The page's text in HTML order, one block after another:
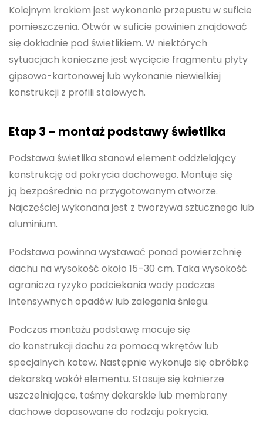
Kolejnym krokiem jest wykonanie przepustu w suficie
pomieszczenia. Otwór w suficie powinien znajdować
się dokładnie pod świetlikiem. W niektórych
sytuacjach konieczne jest wycięcie fragmentu płyty
gipsowo-kartonowej lub wykonanie niewielkiej
konstrukcji z profili stalowych.
Etap 3 – montaż podstawy świetlika
Podstawa świetlika stanowi element oddzielający
konstrukcję od pokrycia dachowego. Montuje się
ją bezpośrednio na przygotowanym otworze.
Najczęściej wykonana jest z tworzywa sztucznego lub
aluminium.
Podstawa powinna wystawać ponad powierzchnię
dachu na wysokość około 15–30 cm. Taka wysokość
ogranicza ryzyko podciekania wody podczas
intensywnych opadów lub zalegania śniegu.
Podczas montażu podstawę mocuje się
do konstrukcji dachu za pomocą wkrętów lub
specjalnych kotew. Następnie wykonuje się obróbkę
dekarską wokół elementu. Stosuje się kołnierze
uszczelniające, taśmy dekarskie lub membrany
dachowe dopasowane do rodzaju pokrycia.